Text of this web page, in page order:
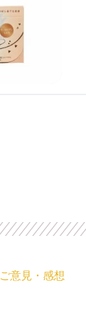
ご意見・感想